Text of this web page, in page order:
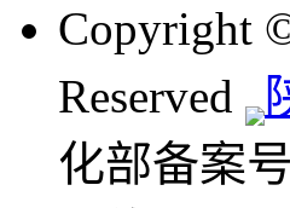
Copyright
Reserved
化部备案号